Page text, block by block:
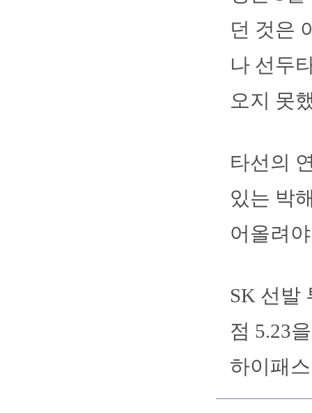
던 것은
나 선두
오지 못
타선의
있는 박
어올려
SK 선발
점 5.23
하이패